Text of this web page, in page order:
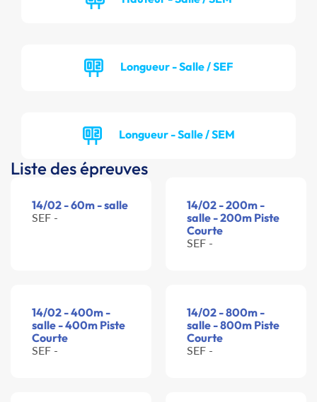
Longueur - Salle / SEF
Longueur - Salle / SEM
Liste des épreuves
14/02 - 60m - salle
SEF -
14/02 - 200m -
salle - 200m Piste
Courte
SEF -
14/02 - 400m -
salle - 400m Piste
Courte
SEF -
14/02 - 800m -
salle - 800m Piste
Courte
SEF -